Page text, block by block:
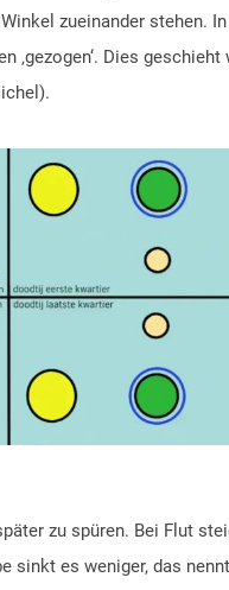
zueinander stehen.
‚gezogen‘. Dies
zu spüren. Bei Flut
sinkt es weniger, das